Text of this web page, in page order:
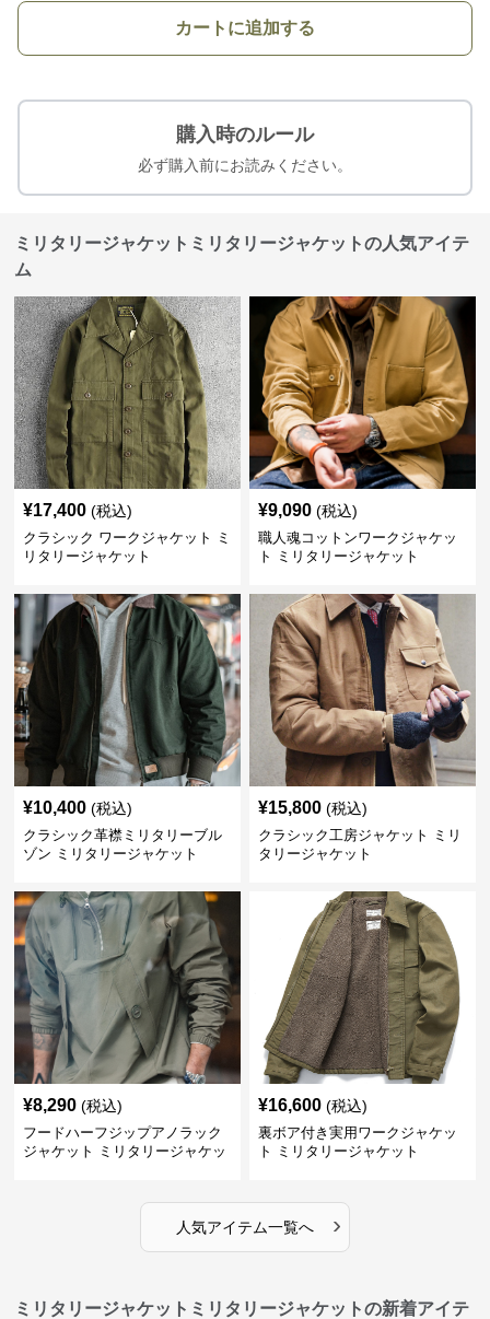
カートに追加する
購入時のルール
必ず購入前にお読みください。
ミリタリージャケットミリタリージャケットの人気アイテ
ム
¥17,400 (税込)
クラシック ワークジャケット ミ
リタリージャケット
¥9,090 (税込)
職人魂コットンワークジャケッ
ト ミリタリージャケット
¥10,400 (税込)
クラシック革襟ミリタリーブル
ゾン ミリタリージャケット
¥15,800 (税込)
クラシック工房ジャケット ミリ
タリージャケット
¥8,290 (税込)
フードハーフジップアノラック
ジャケット ミリタリージャケッ
¥16,600 (税込)
裏ボア付き実用ワークジャケッ
ト ミリタリージャケット
人気アイテム一覧へ ›
ミリタリージャケットミリタリージャケットの新着アイテ